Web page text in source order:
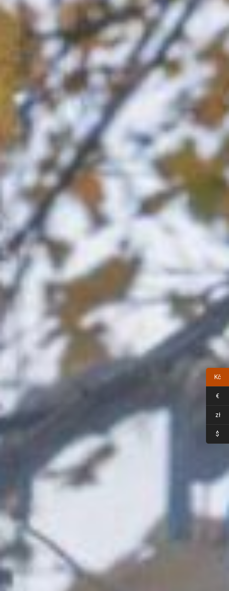
Kč
€
zł
$